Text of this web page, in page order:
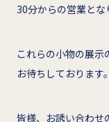
30分からの営業とな
これらの小物の展示
お待ちしております。
皆様、お誘い合わせ